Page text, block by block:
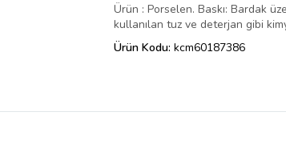
Ürün : Porselen. Baskı: Bardak
kullanılan tuz ve deterjan gibi
Ürün Kodu: kcm60187386